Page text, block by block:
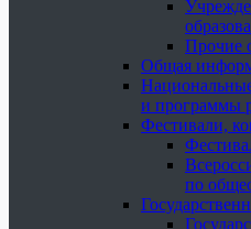
Прочие
Общая
и программы
Фестивали,
по